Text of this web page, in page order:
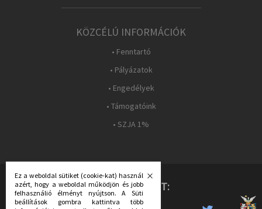
KÖZCÉLÚ INFORMÁCIÓK
• Fenntartó
• Pályázatok
• Engedélyek
• Támogatóink
• SZJA 1%
KÖVESS MINKET:
Ez a weboldal sütiket (cookie-kat) használ
azért, hogy a weboldal működjön és jobb
felhasználió élményt nyújtson. A Süti
beállítások gombra kattintva több